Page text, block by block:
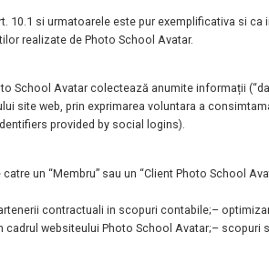
10.1 si urmatoarele este pur exemplificativa si ca
realizate de Photo School Avatar.
School Avatar colectează anumite informații
site web, prin exprimarea voluntara a
provided by social logins).
un “Membru” sau un “Client Photo School
contractuali in scopuri contabile;–
cadrul websiteului Photo School Avatar;– scopuri